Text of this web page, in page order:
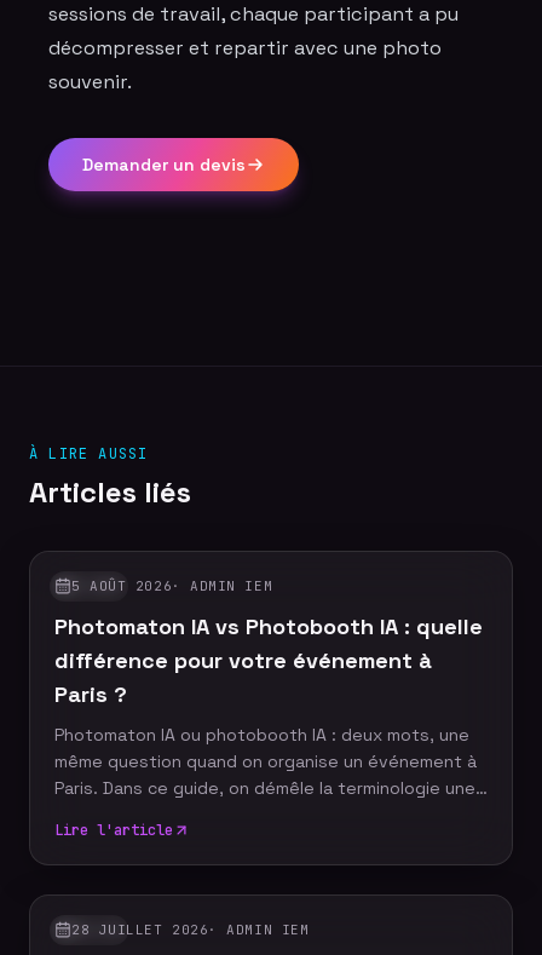
sessions de travail, chaque participant a pu
décompresser et repartir avec une photo
souvenir.
Demander un devis
À LIRE AUSSI
Articles liés
GUIDES
5 AOÛT 2026 ·ADMIN IEM
Photomaton IA vs Photobooth IA : quelle
différence pour votre événement à
Paris ?
Photomaton IA ou photobooth IA : deux mots, une
même question quand on organise un événement à
Paris. Dans ce guide, on démêle la terminologie une
comment fonctionne cette animation nouvelle
génération, et on donne les bonnes questions à
poser avant de choisir un prestataire — tarifs,
personnalisation des univers IA, temps de
Lire l'article
GUIDES
28 JUILLET 2026 ·ADMIN IEM